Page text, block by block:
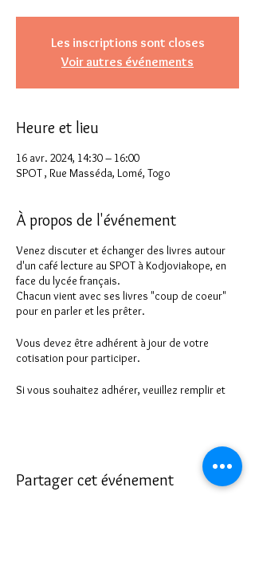
Les inscriptions sont closes
Voir autres événements
Heure et lieu
16 avr. 2024, 14:30 – 16:00
SPOT , Rue Masséda, Lomé, Togo
À propos de l'événement
Venez discuter et échanger des livres autour
d'un café lecture au SPOT à Kodjoviakope, en
face du lycée français.
Chacun vient avec ses livres "coup de coeur"
pour en parler et les prêter.
Vous devez être adhérent à jour de votre
cotisation pour participer.
Si vous souhaitez adhérer, veuillez remplir et
Partager cet événement